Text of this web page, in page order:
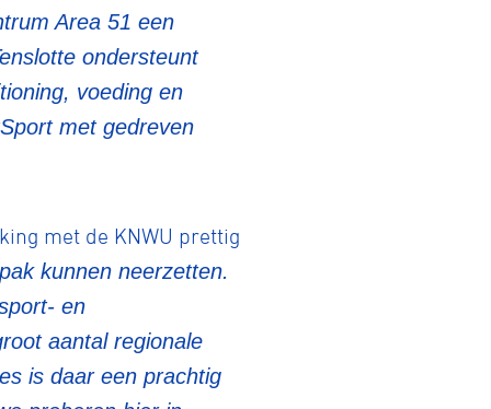
Area 51 een
ondersteunt
voeding en
met gedreven
met de KNWU prettig
kunnen neerzetten.
en
aantal regionale
is daar een prachtig
gear